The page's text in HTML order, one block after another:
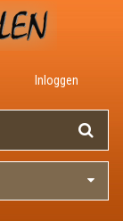
Inloggen